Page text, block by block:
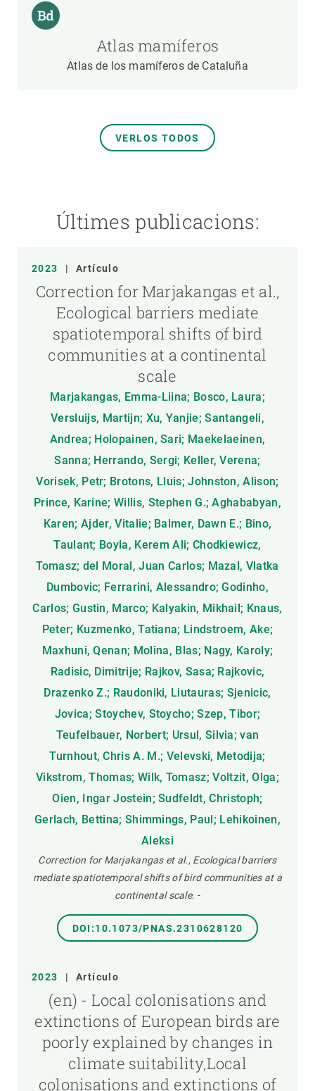
Atlas mamíferos
Atlas de los mamíferos de Cataluña
VERLOS TODOS
Últimes publicacions:
2023 | Artículo
Correction for Marjakangas et al.,
Ecological barriers mediate
spatiotemporal shifts of bird
communities at a continental
scale
Marjakangas, Emma-Liina; Bosco, Laura;
Versluijs, Martijn; Xu, Yanjie; Santangeli,
Andrea; Holopainen, Sari; Maekelaeinen,
Sanna; Herrando, Sergi; Keller, Verena;
Vorisek, Petr; Brotons, Lluis; Johnston, Alison;
Prince, Karine; Willis, Stephen G.; Aghababyan,
Karen; Ajder, Vitalie; Balmer, Dawn E.; Bino,
Taulant; Boyla, Kerem Ali; Chodkiewicz,
Tomasz; del Moral, Juan Carlos; Mazal, Vlatka
Dumbovic; Ferrarini, Alessandro; Godinho,
Carlos; Gustin, Marco; Kalyakin, Mikhail; Knaus,
Peter; Kuzmenko, Tatiana; Lindstroem, Ake;
Maxhuni, Qenan; Molina, Blas; Nagy, Karoly;
Radisic, Dimitrije; Rajkov, Sasa; Rajkovic,
Drazenko Z.; Raudoniki, Liutauras; Sjenicic,
Jovica; Stoychev, Stoycho; Szep, Tibor;
Teufelbauer, Norbert; Ursul, Silvia; van
Turnhout, Chris A. M.; Velevski, Metodija;
Vikstrom, Thomas; Wilk, Tomasz; Voltzit, Olga;
Oien, Ingar Jostein; Sudfeldt, Christoph;
Gerlach, Bettina; Shimmings, Paul; Lehikoinen,
Aleksi
Correction for Marjakangas et al., Ecological barriers
mediate spatiotemporal shifts of bird communities at a
continental scale. -
DOI:10.1073/PNAS.2310628120
2023 | Artículo
(en) - Local colonisations and
extinctions of European birds are
poorly explained by changes in
climate suitability,Local
colonisations and extinctions of